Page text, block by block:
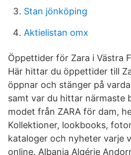
Stan jönköping
Aktielistan omx
Öppettider för Zara i Västra
Här hittar du öppettider till
öppnar och stänger på
samt var du hittar närmaste
modet från ZARA för dam,
Kollektioner, lookbooks,
kataloger och nyheter varje
online. Albania Algérie